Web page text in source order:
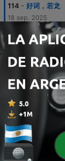
114 - 好词，若龙
18 sep. 2025
113 - 千夕之争：
111 - 独木成林的
12 ene. 2024
110 - 久违了！励
12 dic. 2023
109 - 断更三个月
22 nov. 2023